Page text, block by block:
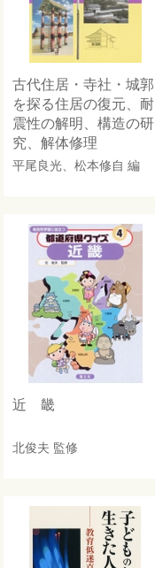
古代住居・寺社・城郭
を探る住居の復元、耐
震性の解明、構造の研
究、解体修理
平尾良光 松本修自 編
近 畿
北俊夫 監修